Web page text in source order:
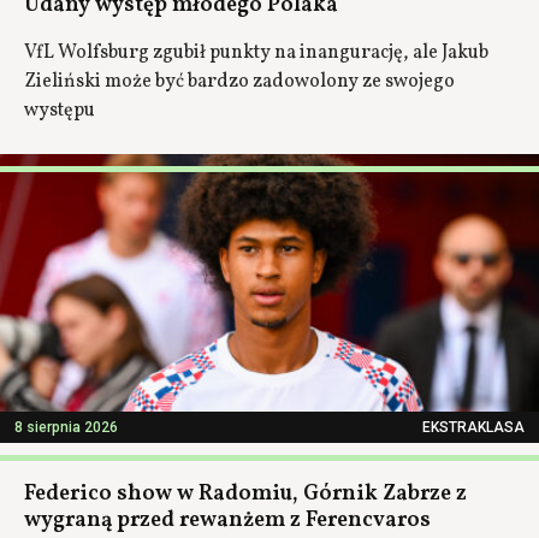
VfL Wolfsburg zgubił punkty na inangurację, ale Jakub
Zieliński może być bardzo zadowolony ze swojego
występu
8 sierpnia 2026 EKSTRAKLASA
Federico show w Radomiu, Górnik Zabrze z
wygraną przed rewanżem z Ferencvaros